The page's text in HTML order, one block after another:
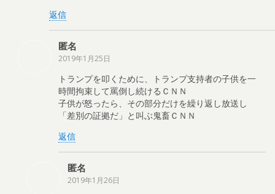
返信
匿名
2019年1月25日
トランプを叩くために、トランプ支持者の子供を一
時間拘束して罵倒し続けるＣＮＮ
子供が怒ったら、その部分だけを繰り返し放送し
「差別の証拠だ」と叫ぶ鬼畜ＣＮＮ
返信
匿名
2019年1月26日